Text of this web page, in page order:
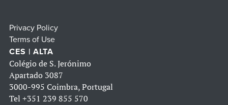
Privacy Policy
Terms of Use
CES | ALTA
Colégio de S. Jerónimo
Apartado 3087
3000-995 Coimbra, Portugal
Tel +351 239 855 570